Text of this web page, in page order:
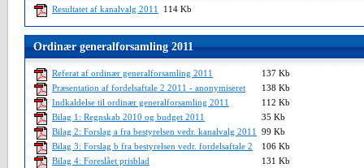
Resultatet af kanalvalg 2011 114 Kb
Ordinær generalforsamling 2011
Referat af ordinær generalforsamling 2011
137 Kb
Præsentation af fordelsaftale 2 2011 - anonymiseret
138 Kb
Indkaldelse til ordinær generalforsamling 2011
112 Kb
Bilag 1: Regnskab 2010 og budget 2011
35 Kb
Bilag 2: Forslag a fra bestyrelsen vedr. kanalvalg 2011
99 Kb
Bilag 3: Forslag b fra bestyrelsen vedr. fordelsaftale 2
106 Kb
Bilag 4: Foreslået prisblad
131 Kb